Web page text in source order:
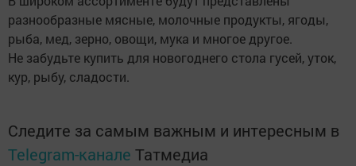
разнообразные мясные, молочные продукты, ягоды,
рыба, мед, зерно, овощи, мука и многое другое.
Не забудьте купить для новогоднего стола гусей, уток,
кур, рыбу, сладости.
Следите за самым важным и интересным в
Telegram-канале Татмедиа